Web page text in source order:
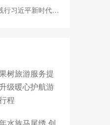
特色社会主义经济思想调研记
树旅游服务提
级暖心护航游
程